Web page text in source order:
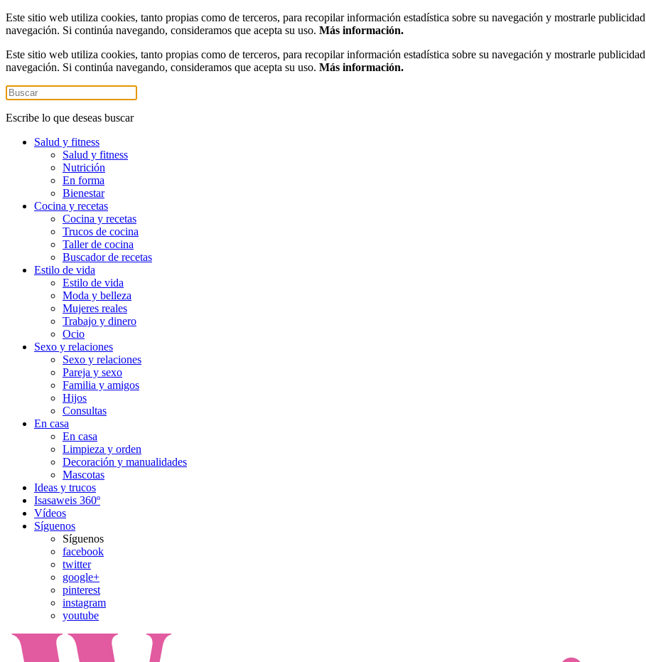
Este sitio web utiliza cookies, tanto propias como de terceros, para recopilar información estadística sobre su navegación y mostrarle
navegación. Si continúa navegando, consideramos que acepta su uso. Más información.
Este sitio web utiliza cookies, tanto propias como de terceros, para recopilar información estadística sobre su navegación y mostrarle
navegación. Si continúa navegando, consideramos que acepta su uso. Más información.
Escribe lo que deseas buscar
Salud y fitness
Salud y fitness
Nutrición
En forma
Bienestar
Cocina y recetas
Cocina y recetas
Trucos de cocina
Taller de cocina
Buscador de recetas
Estilo de vida
Estilo de vida
Moda y belleza
Mujeres reales
Trabajo y dinero
Ocio
Sexo y relaciones
Sexo y relaciones
Pareja y sexo
Familia y amigos
Hijos
Consultas
En casa
En casa
Limpieza y orden
Decoración y manualidades
Mascotas
Ideas y trucos
Isasaweis 360º
Vídeos
Síguenos
Síguenos
facebook
twitter
google+
pinterest
instagram
youtube